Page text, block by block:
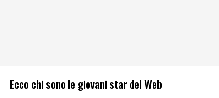
Ecco chi sono le giovani star del Web